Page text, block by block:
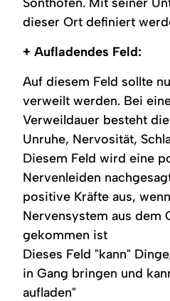
dieser Ort definiert
+ Aufladendes Feld:
Auf diesem Feld sollte
verweilt werden. Bei
Verweildauer besteht
Unruhe, Nervosität,
Diesem Feld wird eine
Nervenleiden
positive Kräfte aus,
Nervensystem aus dem
gekommen ist
Dieses Feld "kann"
in Gang bringen und
aufladen"